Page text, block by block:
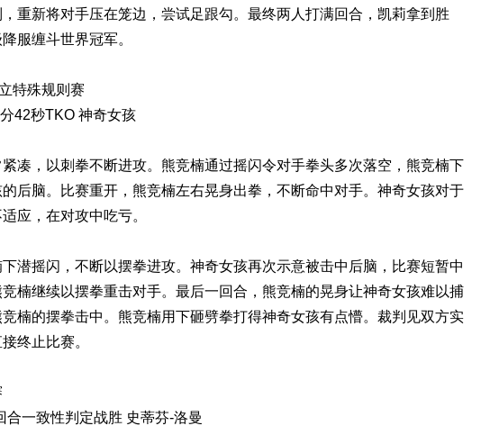
重新将对手压在笼边，尝试足跟勾。最终两人打满回合，凯莉拿到胜
服缠斗世界冠军。
特殊规则赛
42秒TKO 神奇女孩
凑，以刺拳不断进攻。熊竞楠通过摇闪令对手拳头多次落空，熊竞楠下
后脑。比赛重开，熊竞楠左右晃身出拳，不断命中对手。神奇女孩对于
应，在对攻中吃亏。
潜摇闪，不断以摆拳进攻。神奇女孩再次示意被击中后脑，比赛短暂中
楠继续以摆拳重击对手。最后一回合，熊竞楠的晃身让神奇女孩难以捕
楠的摆拳击中。熊竞楠用下砸劈拳打得神奇女孩有点懵。裁判见双方实
终止比赛。
合一致性判定战胜 史蒂芬-洛曼